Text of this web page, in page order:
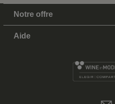
Notre offre
Aide